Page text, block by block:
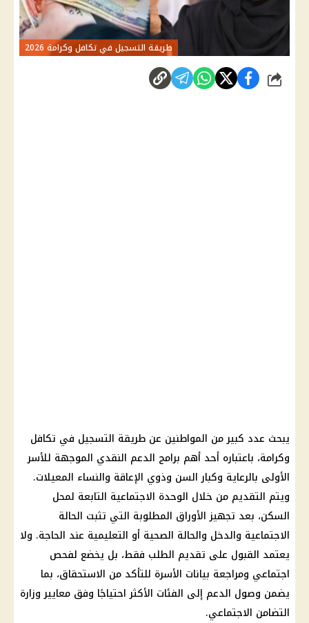
طريقة التسجيل في تكافل وكرامة 2026
شارك
يبحث عدد كبير من المواطنين عن طريقة التسجيل في تكافل
وكرامة، باعتباره أحد أهم برامج الدعم النقدي الموجهة للأسر
الأولى بالرعاية وكبار السن وذوي الإعاقة والنساء المعيلات.
ويتم التقديم من خلال الوحدة الاجتماعية التابعة لمحل
السكن، بعد تجهيز الأوراق المطلوبة التي تثبت الحالة
الاجتماعية والدخل والحالة الصحية أو التعليمية عند الحاجة. ولا
يعتمد القبول على تقديم الطلب فقط، بل يخضع لفحص
اجتماعي ومراجعة بيانات الأسرة للتأكد من الاستحقاق، بما
يضمن وصول الدعم إلى الفئات الأكثر احتياجًا وفق معايير وزارة
التضامن الاجتماعي.